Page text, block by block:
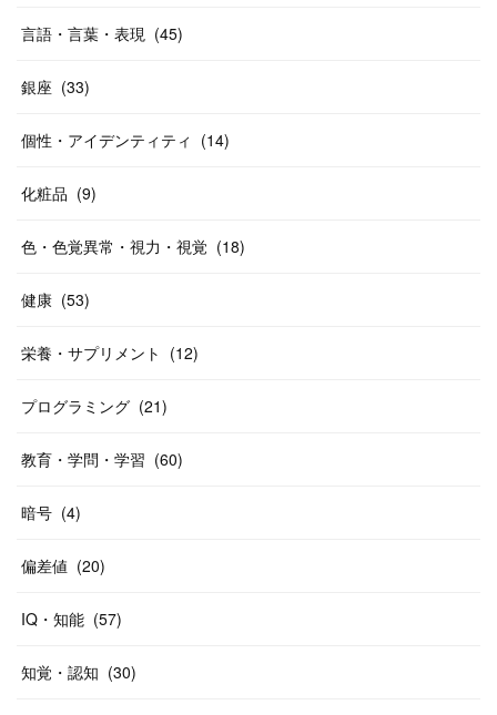
言語・言葉・表現 (45)
銀座 (33)
個性・アイデンティティ (14)
化粧品 (9)
色・色覚異常・視力・視覚 (18)
健康 (53)
栄養・サプリメント (12)
プログラミング (21)
教育・学問・学習 (60)
暗号 (4)
偏差値 (20)
IQ・知能 (57)
知覚・認知 (30)